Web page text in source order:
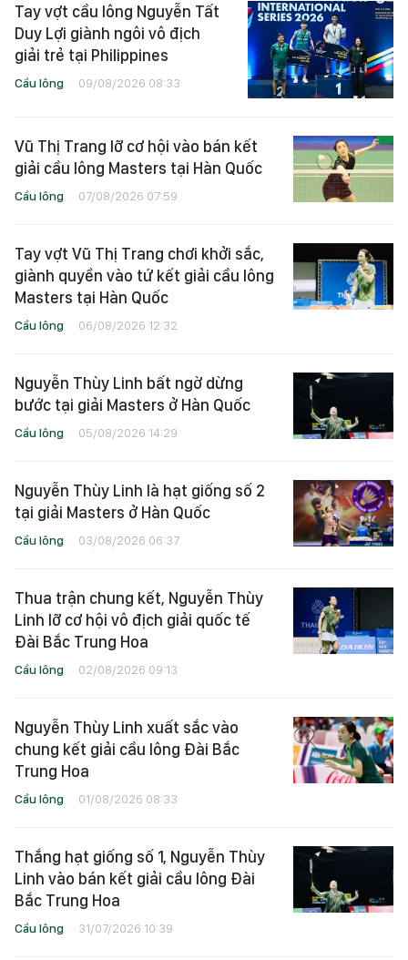
Tay vợt cầu lông Nguyễn Tất
Duy Lợi giành ngôi vô địch
giải trẻ tại Philippines
Cầu lông 09/08/2026 08:33
Vũ Thị Trang lỡ cơ hội vào bán kết
giải cầu lông Masters tại Hàn Quốc
Cầu lông 07/08/2026 07:59
Tay vợt Vũ Thị Trang chơi khởi sắc,
giành quyền vào tứ kết giải cầu lông
Masters tại Hàn Quốc
Cầu lông 06/08/2026 12:32
Nguyễn Thùy Linh bất ngờ dừng
bước tại giải Masters ở Hàn Quốc
Cầu lông 05/08/2026 14:29
Nguyễn Thùy Linh là hạt giống số 2
tại giải Masters ở Hàn Quốc
Cầu lông 03/08/2026 06:37
Thua trận chung kết, Nguyễn Thùy
Linh lỡ cơ hội vô địch giải quốc tế
Đài Bắc Trung Hoa
Cầu lông 02/08/2026 09:13
Nguyễn Thùy Linh xuất sắc vào
chung kết giải cầu lông Đài Bắc
Trung Hoa
Cầu lông 01/08/2026 08:33
Thắng hạt giống số 1, Nguyễn Thùy
Linh vào bán kết giải cầu lông Đài
Bắc Trung Hoa
Cầu lông 31/07/2026 10:39